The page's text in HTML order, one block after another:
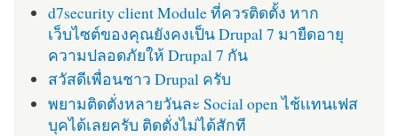
d7security client Module ที่ควรติดตั้ง หาก
เว็บไซต์ของคุณยังคงเป็น Drupal 7 มายืดอายุ
ความปลอดภัยให้ Drupal 7 กัน
สวัสดีเพื่อนชาว Drupal ครับ
พยามติดตั่งหลายวันละ Social open ไช้เเทนเฟส
บุคได้เลยครับ ติดตั่งไม่ได้สักที